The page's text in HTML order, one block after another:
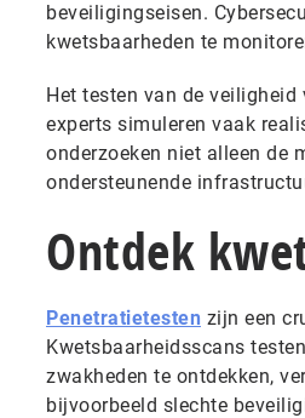
beveiligingseisen.
kwetsbaarheden te
Het testen van de
experts simuleren vaak
onderzoeken niet alleen de
ondersteunende
Ontdek
Penetratietesten zijn een
Kwetsbaarheidsscans
zwakheden te ontdekken,
bijvoorbeeld slechte